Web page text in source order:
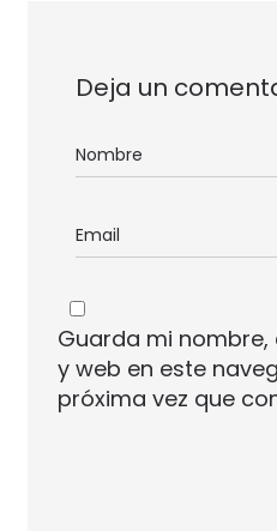
Deja un
Guarda mi
y web en este
próxima vez que